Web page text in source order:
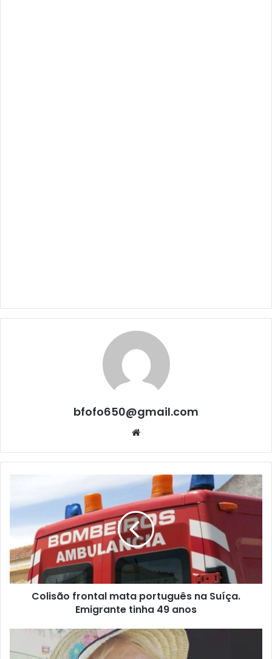
bfofo650@gmail.com
Website
Colisão frontal mata português na Suíça.
Emigrante tinha 49 anos